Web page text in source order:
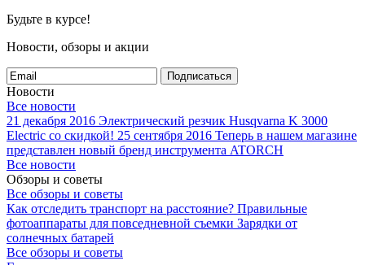
Будьте в курсе!
Новости, обзоры и акции
Подписаться
Новости
Все новости
21 декабря 2016 Электрический резчик Husqvarna K 3000
Electric со скидкой! 25 сентября 2016 Теперь в нашем магазине
представлен новый бренд инструмента ATORCH
Все новости
Обзоры и советы
Все обзоры и советы
Как отследить транспорт на расстояние? Правильные
фотоаппараты для повседневной съемки Зарядки от
солнечных батарей
Все обзоры и советы